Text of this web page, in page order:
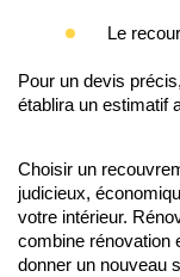
Le
Pour un devis
établira un estimatif
Choisir un
judicieux,
votre intérieur.
combine rénovation
donner un nouveau